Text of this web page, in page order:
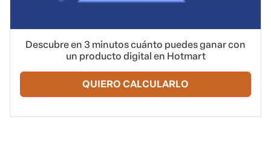
Descubre en 3 minutos cuánto puedes ganar con
un producto digital en Hotmart
QUIERO CALCULARLO